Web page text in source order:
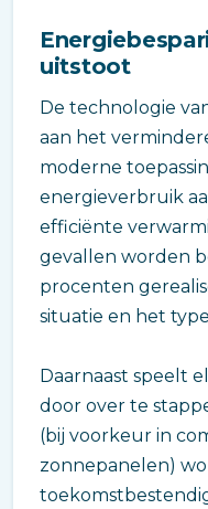
uitstoot
De technologie
aan het
moderne
energieverbruik
efficiënte
gevallen worden
procenten
situatie en het
Daarnaast speelt
door over te
(bij voorkeur in
zonnepanelen)